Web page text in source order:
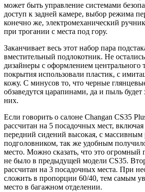
может быть управление системами
доступ к задней камере, выбор режима
конечно же, электромеханический
при трогании с места под гору.
Заканчивает весь этот набор пара
вместительный подлокотник. Не
дизайнеры с оформлением центрального
покрытия использовали пластик, с
кожу. С минусов то, что черные
обзаведутся царапинами, да и пыль
них.
Если говорить о салоне Changan CS35
рассчитан на 5 посадочных мест,
передний сидений высокая, с
подголовником, так же удобным
место. Можно сказать, что это огромный
не было в предыдущей модели CS35.
рассчитан на 3 посадочных места. При
сложить в пропорции 60/40, тем самым
место в багажном отделении.